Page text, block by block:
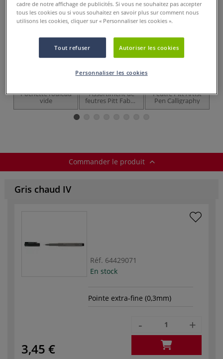
Pochette rouleau
vide
Assortiment de
feutres Pitt Faber-
Castell
Feutre Pitt Artist
Pen Calligraphy
Commander le produit
Gris chaud IV
Réf. 64429071
En stock
Pointe extra-fine (0,3mm)
3,45 €
- +
cadre de notre affichage de publicités. Si vous ne souhaitez pas accepter
tous les cookies ou si vous souhaitez en savoir plus sur comment nous
utilisons les cookies, cliquer sur « Personnaliser les cookies ».
Tout refuser Autoriser les cookies
Personnaliser les cookies